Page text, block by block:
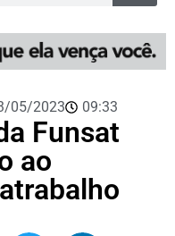
05/2023 09:33
Funsat
ao